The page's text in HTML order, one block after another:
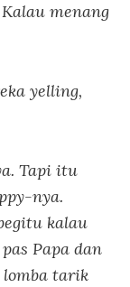
menang
yelling,
Tapi itu
nya.
kalau
Papa dan
tarik